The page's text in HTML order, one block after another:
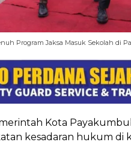
Program Jaksa Masuk Sekolah di
Kota
kesadaran hukum di